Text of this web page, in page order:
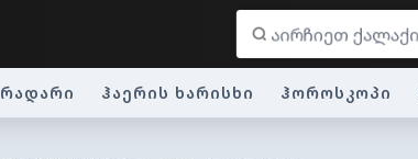
რადარი ჰაერის ხარისხი ჰოროსკოპი